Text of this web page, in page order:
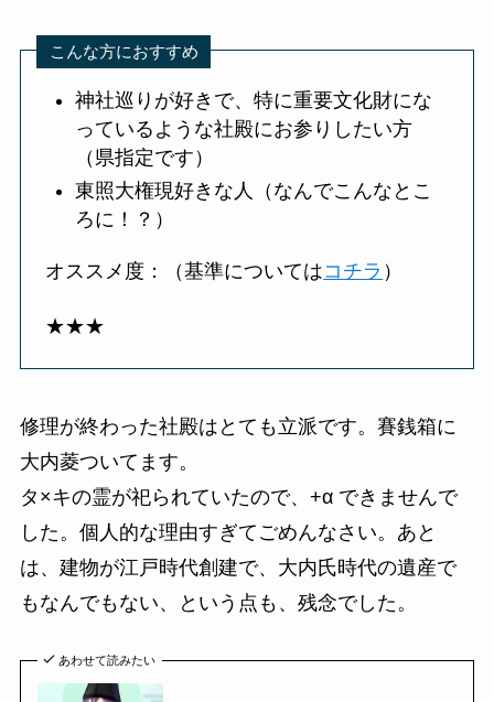
こんな方におすすめ
神社巡りが好きで、特に重要文化財にな
っているような社殿にお参りしたい方
（県指定です）
東照大権現好きな人（なんでこんなとこ
ろに！？）
オススメ度：（基準についてはコチラ ）
★★★
修理が終わった社殿はとても立派です。賽銭箱に
大内菱ついてます。
タ×キの霊が祀られていたので、+α できませんで
した。個人的な理由すぎてごめんなさい。あと
は、建物が江戸時代創建で、大内氏時代の遺産で
もなんでもない、という点も、残念でした。
あわせて読みたい